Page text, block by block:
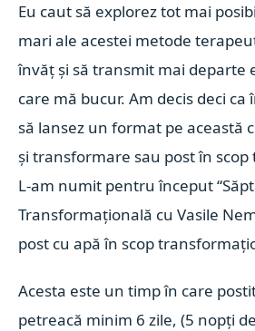
Eu caut să explorez tot mai
mari ale acestei metode
învăț și să transmit mai departe
care mă bucur.Am decis deci
să lansez un format pe această
și transformare sau post în
L-am numit pentru început
Transformațională cu Vasile
post cu apă în scop
Acesta este un timp în care
petreacă minim 6 zile, (5 nopți